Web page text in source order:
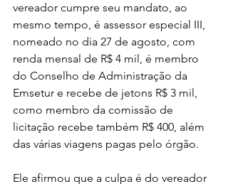
vereador cumpre seu mandato, ao
mesmo tempo, é assessor especial III,
nomeado no dia 27 de agosto, com
renda mensal de R$ 4 mil, é membro
do Conselho de Administração da
Emsetur e recebe de jetons R$ 3 mil,
como membro da comissão de
licitação recebe também R$ 400, além
das várias viagens pagas pelo órgão.
Ele afirmou que a culpa é do vereador